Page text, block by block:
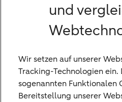
Falls auch Sie sich
gestellt haben, können
Frauen investieren
und
Wir setzen auf unserer
Tracking-Technologien ein.
sogenannten Funktionalen
Bereitstellung unserer